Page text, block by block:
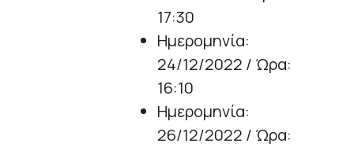
17:30
Ημερομηνία:
24/12/2022 / Ώρα:
16:10
Ημερομηνία:
26/12/2022 / Ώρα: